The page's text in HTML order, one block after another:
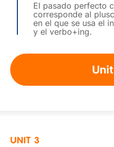
El pasado perfecto
corresponde al
en el que se usa el
y el verbo+ing.
UNIT 3